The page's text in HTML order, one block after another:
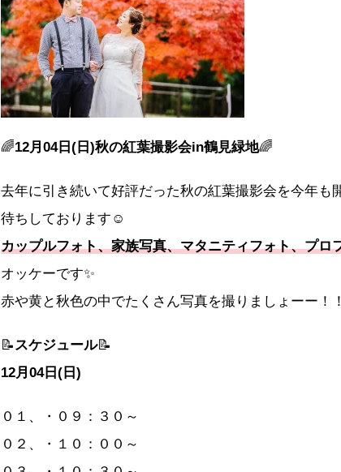
🌈12月04日(日)秋の紅葉撮影会in鶴見緑地🌈
去年に引き続いて好評だった秋の紅葉撮影会を今年も
待ちしております☺
カップルフォト、家族写真、マタニティフォト、プロ
オッケーです✨
赤や黄と秋色の中でたくさん写真を撮りましょーー！！
📝スケジュール📝
12月04日(日)
０１、・０９：３０～
０２、・１０：００～